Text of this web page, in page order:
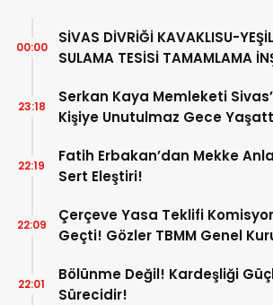
SİVAS DİVRİĞİ KAVAKLISU-
SULAMA TESİSİ TAMAMLAMA
00:00
Serkan Kaya Memleketi
Kişiye Unutulmaz Gece
23:18
Fatih Erbakan’dan Mekke
Sert Eleştiri!
22:19
Çerçeve Yasa Teklifi
Geçti! Gözler TBMM Genel
22:09
Bölünme Değil! Kardeşliği
Sürecidir!
22:01